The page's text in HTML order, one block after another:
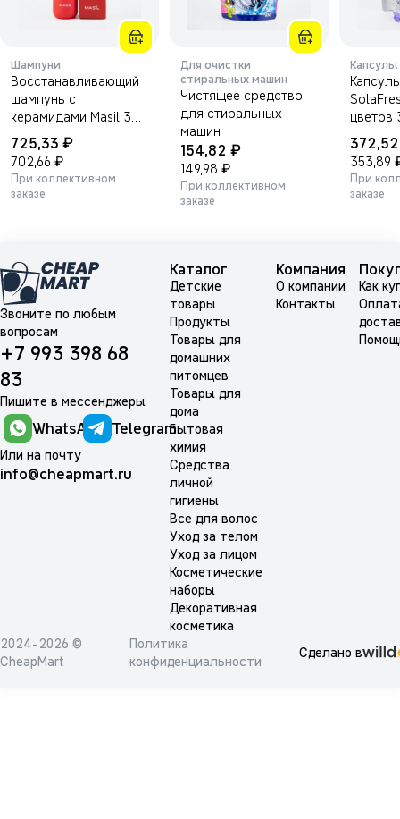
Шампуни
Восстанавливающий
шампунь с
керамидами Masil 3
Salon Hair CMC
Shampoo 300мл.
725,33 ₽
702,66 ₽
При коллективном
заказе
Для очистки
стиральных машин
Чистящее средство
для стиральных
машин
154,82 ₽
149,98 ₽
При коллективном
заказе
Капсулы
цветов
353,89
При
заказе
Звоните по любым
вопросам
+7 993 398 68
83
Пишите в мессенджеры
WhatsApp Telegram
Или на почту
info@cheapmart.ru
Каталог
Детские
товары
Продукты
Товары для
домашних
питомцев
Товары для
дома
Бытовая
химия
Средства
личной
гигиены
Все для волос
Уход за телом
Уход за лицом
Косметические
наборы
Декоративная
косметика
Компания
О компании
Контакты
Как
2024-2026 ©
CheapMart
Политика
конфиденциальности
Сделано в